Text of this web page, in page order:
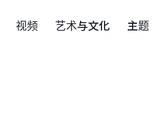
视频 艺术与文化 主题